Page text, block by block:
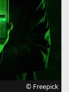
© Freepick